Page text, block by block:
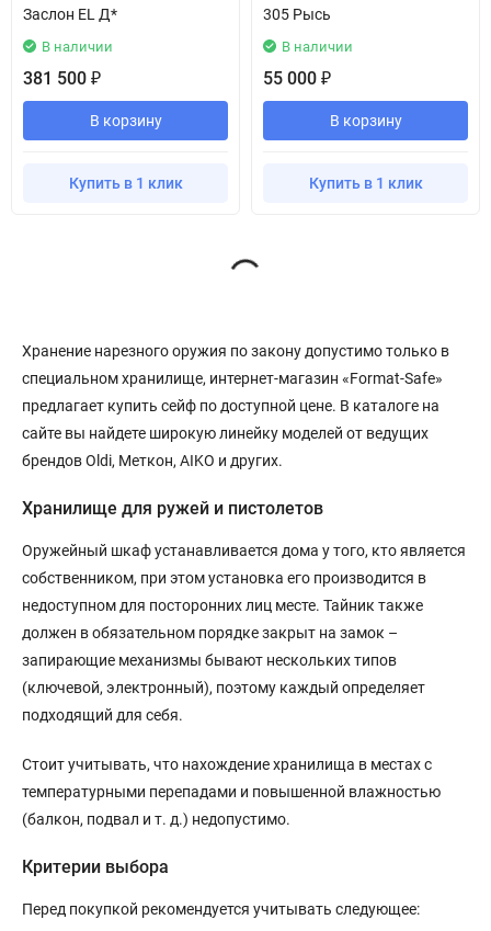
Заслон EL Д*
В наличии
381 500 ₽
В корзину
Купить в 1 клик
305 Рысь
В наличии
55 000 ₽
В корзину
Купить в 1 клик
Хранение нарезного оружия по закону допустимо только в
специальном хранилище, интернет-магазин «Format-Safe»
предлагает купить сейф по доступной цене. В каталоге на
сайте вы найдете широкую линейку моделей от ведущих
брендов Oldi, Меткон, AIKO и других.
Хранилище для ружей и пистолетов
Оружейный шкаф устанавливается дома у того, кто является
собственником, при этом установка его производится в
недоступном для посторонних лиц месте. Тайник также
должен в обязательном порядке закрыт на замок –
запирающие механизмы бывают нескольких типов
(ключевой, электронный), поэтому каждый определяет
подходящий для себя.
Стоит учитывать, что нахождение хранилища в местах с
температурными перепадами и повышенной влажностью
(балкон, подвал и т. д.) недопустимо.
Критерии выбора
Перед покупкой рекомендуется учитывать следующее: